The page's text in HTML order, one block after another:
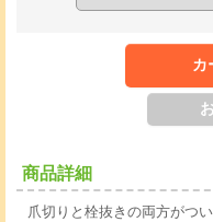
商品詳細
爪切りと栓抜きの両方がつ